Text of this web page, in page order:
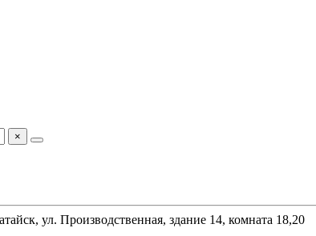
×
ул. Производственная, здание 14, комната 18,20